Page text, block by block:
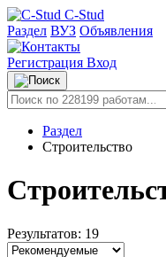
C-Stud
Раздел ВУЗ Объявления
Регистрация Вход
Раздел
Строительство
Результатов: 19